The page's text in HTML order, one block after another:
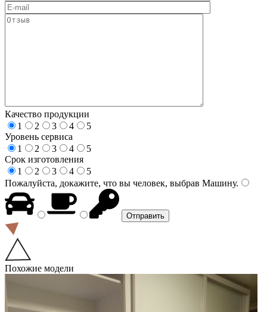
Качество продукции
1
2 3 4
5
Уровень сервиса
1
2 3 4
5
Срок изготовления
1
2 3 4
5
Пожалуйста, докажите, что вы человек, выбрав Машину.
Похожие модели